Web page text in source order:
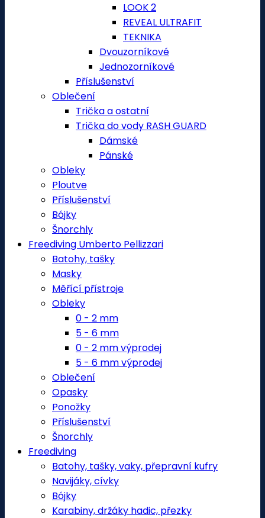
LOOK 2
REVEAL ULTRAFIT
TEKNIKA
Dvouzorníkové
Jednozorníkové
Příslušenství
Oblečení
Trička a ostatní
Trička do vody RASH GUARD
Dámské
Pánské
Obleky
Ploutve
Příslušenství
Bójky
Šnorchly
Freediving Umberto Pellizzari
Batohy, tašky
Masky
Měřící přístroje
Obleky
0 - 2 mm
5 - 6 mm
0 - 2 mm výprodej
5 - 6 mm výprodej
Oblečení
Opasky
Ponožky
Příslušenství
Šnorchly
Freediving
Batohy, tašky, vaky, přepravní kufry
Navijáky, cívky
Bójky
Karabiny, držáky hadic, přezky